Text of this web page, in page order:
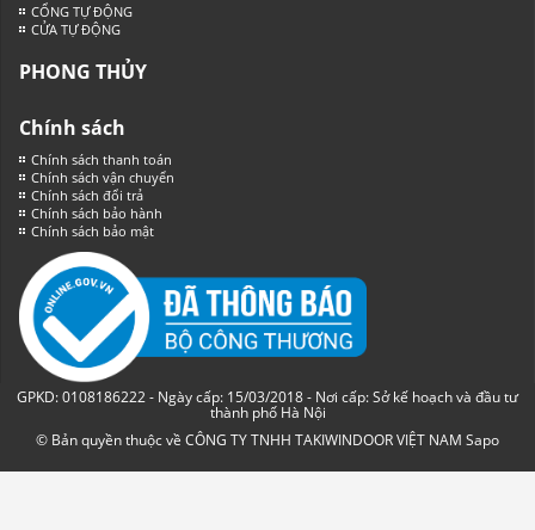
CỔNG TỰ ĐỘNG
CỬA TỰ ĐỘNG
PHONG THỦY
Chính sách
Chính sách thanh toán
Chính sách vận chuyển
Chính sách đổi trả
Chính sách bảo hành
Chính sách bảo mật
GPKD: 0108186222 - Ngày cấp: 15/03/2018 - Nơi cấp: Sở kế hoạch và đầu tư
thành phố Hà Nội
© Bản quyền thuộc về CÔNG TY TNHH TAKIWINDOOR VIỆT NAM Sapo